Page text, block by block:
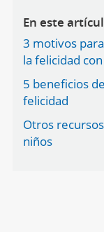
En este
3 motivos
la felicidad
5 beneficios
felicidad
Otros
niños